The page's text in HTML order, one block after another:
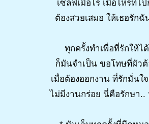
เซลฟี่เมื่อไร เมื่อไหร่ที่ไป
ต้องสวยเสมอ ให้เธอรัก
ทุกครั้งทำเพื่อที่รักให้ไ
ก็มันจำเป็น ขอโทษที่ผัวต้
เมื่อต้องออกงาน ที่รักมั่นใ
ไม่มีงานกร่อย นี่คือรักษา..